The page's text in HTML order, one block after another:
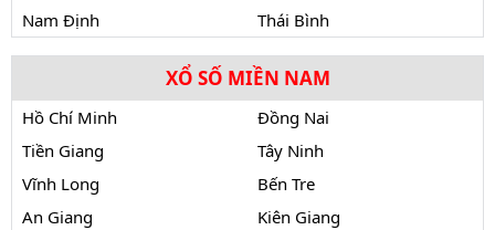
Nam Định
Thái Bình
XỔ SỐ MIỀN NAM
Hồ Chí Minh
Đồng Nai
Tiền Giang
Tây Ninh
Vĩnh Long
Bến Tre
An Giang
Kiên Giang